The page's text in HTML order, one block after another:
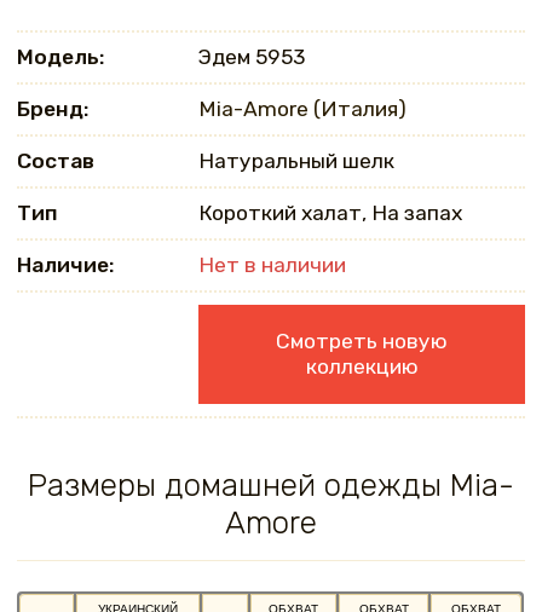
Модель: Эдем 5953
Бренд: Mia-Amore (Италия)
Состав Натуральный шелк
Тип Короткий халат, На запах
Наличие: Нет в наличии
Смотреть новую
коллекцию
Размеры домашней одежды Mia-
Amore